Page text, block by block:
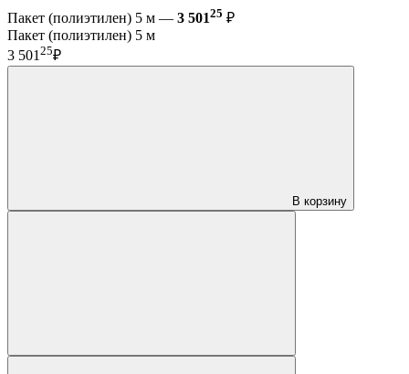
Пакет (полиэтилен) 5 м — 3 50125 ₽
Пакет (полиэтилен) 5 м
3 50125₽
В корзину